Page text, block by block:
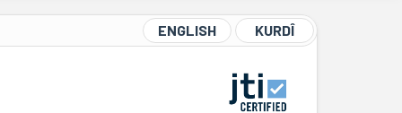
ENGLISH KURDÎ